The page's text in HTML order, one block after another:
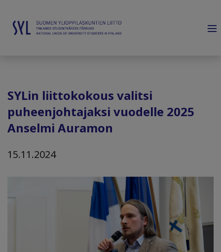
SYLin liittokokous valitsi
puheenjohtajaksi vuodelle 2025
Anselmi Auramon
15.11.2024